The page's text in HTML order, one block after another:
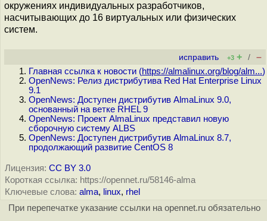
окружениях индивидуальных разработчиков,
насчитывающих до 16 виртуальных или физических
систем.
исправить +3 + / –
Главная ссылка к новости (https://almalinux.org/blog/alm...)
OpenNews: Релиз дистрибутива Red Hat Enterprise Linux
9.1
OpenNews: Доступен дистрибутив AlmaLinux 9.0,
основанный на ветке RHEL 9
OpenNews: Проект AlmaLinux представил новую
сборочную систему ALBS
OpenNews: Доступен дистрибутив AlmaLinux 8.7,
продолжающий развитие CentOS 8
Лицензия: CC BY 3.0
Короткая ссылка: https://opennet.ru/58146-alma
Ключевые слова: alma, linux, rhel
При перепечатке указание ссылки на opennet.ru обязательно